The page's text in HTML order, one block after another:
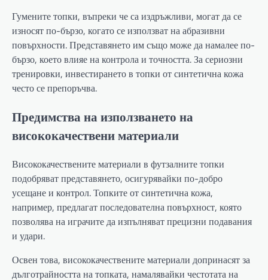
Гумените топки, въпреки че са издръжливи, могат да се
износят по-бързо, когато се използват на абразивни
повърхности. Представянето им също може да намалее по-
бързо, което влияе на контрола и точността. За сериозни
тренировки, инвестирането в топки от синтетична кожа
често се препоръчва.
Предимства на използването на
висококачествени материали
Висококачествените материали в футзалните топки
подобряват представянето, осигурявайки по-добро
усещане и контрол. Топките от синтетична кожа,
например, предлагат последователна повърхност, която
позволява на играчите да изпълняват прецизни подавания
и удари.
Освен това, висококачествените материали допринасят за
дълготрайността на топката, намалявайки честотата на